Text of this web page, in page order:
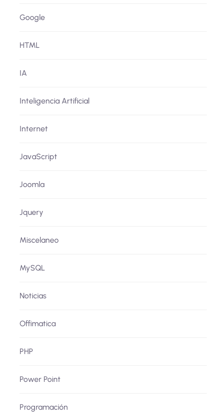
Google
HTML
IA
Inteligencia Artificial
Internet
JavaScript
Joomla
Jquery
Miscelaneo
MySQL
Noticias
Offimatica
PHP
Power Point
Programación